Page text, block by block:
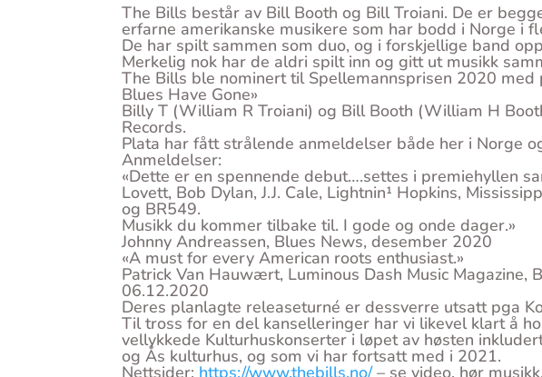
The Bills består av Bill Booth og Bill Troiani. De er
erfarne amerikanske musikere som har bodd i Norge i
De har spilt sammen som duo, og i forskjellige band
Merkelig nok har de aldri spilt inn og gitt ut musikk
The Bills ble nominert til Spellemannsprisen 2020 med
Blues Have Gone»
Billy T (William R Troiani) og Bill Booth (William H
Records.
Plata har fått strålende anmeldelser både her i Norge
Anmeldelser:
«Dette er en spennende debut….settes i premiehyllen
Lovett, Bob Dylan, J.J. Cale, Lightnin¹ Hopkins,
og BR549.
Musikk du kommer tilbake til. I gode og onde dager.»
Johnny Andreassen, Blues News, desember 2020
«A must for every American roots enthusiast.»
Patrick Van Hauwært, Luminous Dash Music Magazine,
06.12.2020
Deres planlagte releaseturné er dessverre utsatt pga
Til tross for en del kanselleringer har vi likevel klart å
vellykkede Kulturhuskonserter i løpet av høsten
og Ås kulturhus, og som vi har fortsatt med i 2021.
Nettsider: https://www.thebills.no/– se video, hør musikk.